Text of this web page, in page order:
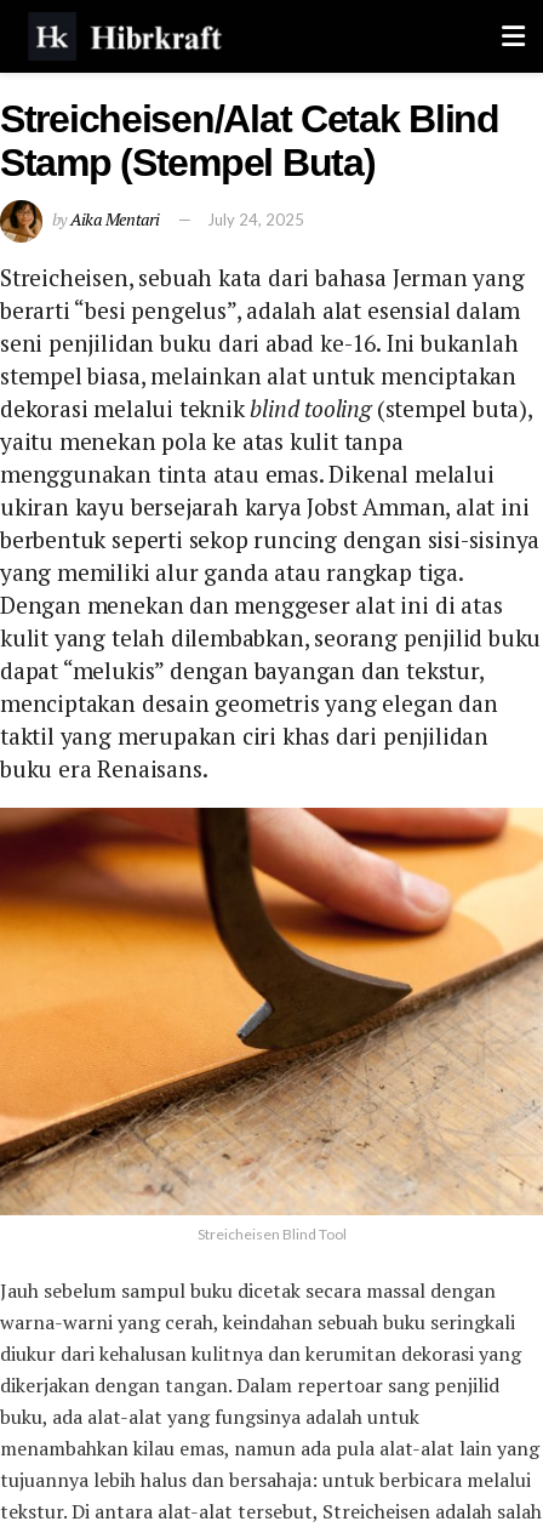
Streicheisen/Alat Cetak Blind
Stamp (Stempel Buta)
byAika Mentari July 24, 2025
Streicheisen, sebuah kata dari bahasa Jerman yang
berarti “besi pengelus”, adalah alat esensial dalam
seni penjilidan buku dari abad ke-16. Ini bukanlah
stempel biasa, melainkan alat untuk menciptakan
dekorasi melalui teknikblind tooling(stempel buta),
yaitu menekan pola ke atas kulit tanpa
menggunakan tinta atau emas. Dikenal melalui
ukiran kayu bersejarah karya Jobst Amman, alat ini
berbentuk seperti sekop runcing dengan sisi-sisinya
yang memiliki alur ganda atau rangkap tiga.
Dengan menekan dan menggeser alat ini di atas
kulit yang telah dilembabkan, seorang penjilid buku
dapat “melukis” dengan bayangan dan tekstur,
menciptakan desain geometris yang elegan dan
taktil yang merupakan ciri khas dari penjilidan
buku era Renaisans.
Streicheisen Blind Tool
Jauh sebelum sampul buku dicetak secara massal dengan
warna-warni yang cerah, keindahan sebuah buku seringkali
diukur dari kehalusan kulitnya dan kerumitan dekorasi yang
dikerjakan dengan tangan. Dalam repertoar sang penjilid
buku, ada alat-alat yang fungsinya adalah untuk
menambahkan kilau emas, namun ada pula alat-alat lain yang
tujuannya lebih halus dan bersahaja: untuk berbicara melalui
tekstur. Di antara alat-alat tersebut, Streicheisen adalah salah